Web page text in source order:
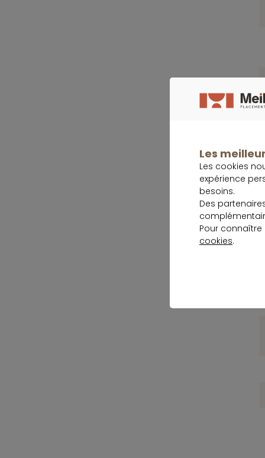
Les
Les cookies
expérience
besoins.
Des
Pour
cookies.